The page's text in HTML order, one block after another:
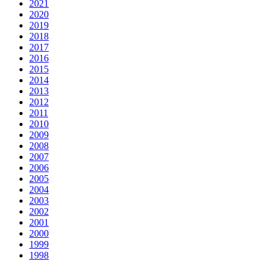
2021
2020
2019
2018
2017
2016
2015
2014
2013
2012
2011
2010
2009
2008
2007
2006
2005
2004
2003
2002
2001
2000
1999
1998